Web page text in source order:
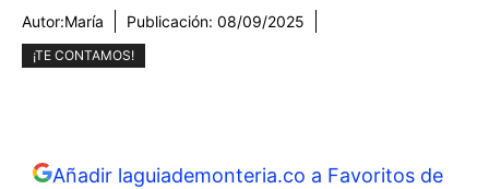
Autor:María Publicación: 08/09/2025
¡TE CONTAMOS!
Añadir laguiademonteria.co a Favoritos de